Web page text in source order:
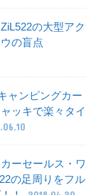
の大型アク
の盲点
ャンピングカー
ッキで楽々タイ
カーセールス・ワ
の足周りをフル